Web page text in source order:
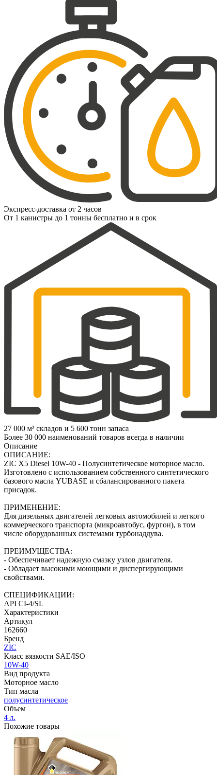
Экспресс-доставка от 2 часов
От 1 канистры до 1 тонны бесплатно и в срок
27 000 м² складов и 5 600 тонн запаса
Более 30 000 наименований товаров всегда в наличии
Описание
ОПИСАНИЕ:
ZIC X5 Diesel 10W-40 - Полусинтетическое моторное масло.
Изготовлено с использованием собственного синтетического
базового масла YUBASE и сбалансированного пакета
присадок.
ПРИМЕНЕНИЕ:
Для дизельных двигателей легковых автомобилей и легкого
коммерческого транспорта (микроавтобус, фургон), в том
числе оборудованных системами турбонаддува.
ПРЕИМУЩЕСТВА:
- Обеспечивает надежную смазку узлов двигателя.
- Обладает высокими моющими и диспергирующими
свойствами.
СПЕЦИФИКАЦИИ:
API CI-4/SL
Характеристики
Артикул
162660
Бренд
ZIC
Класс вязкости SAE/ISO
10W-40
Вид продукта
Моторное масло
Тип масла
полусинтетическое
Объем
4 л.
Похожие товары